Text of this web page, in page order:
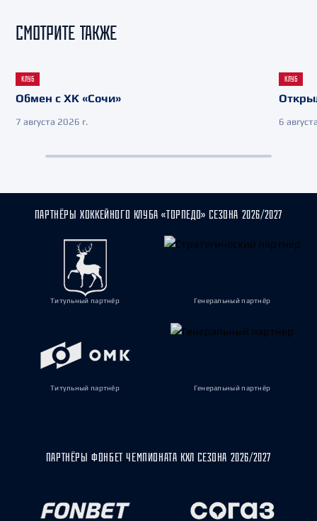
СМОТРИТЕ ТАКЖЕ
КЛУБ
Обмен с ХК «Сочи»
7 августа 2026 г.
КЛУБ
6
ПАРТНЁРЫ ХОККЕЙНОГО КЛУБА «ТОРПЕДО» СЕЗОНА 2026/2027
Титульный партнёр Генеральный партнёр
Титульный партнёр Генеральный партнёр
ПАРТНЁРЫ ФОНБЕТ ЧЕМПИОНАТА КХЛ СЕЗОНА 2026/2027